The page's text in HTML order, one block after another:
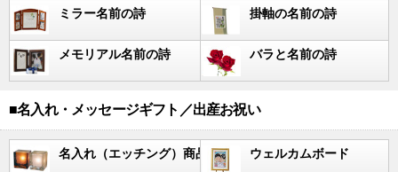
ミラー名前の詩 掛軸の名前の詩
メモリアル名前の詩 バラと名前の詩
■名入れ・メッセージギフト／出産お祝い
名入れ（エッチング）商品 ウェルカムボード